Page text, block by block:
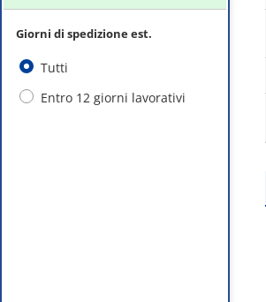
Giorni di spedizione est.
Tutti
Entro 12 giorni lavorativi